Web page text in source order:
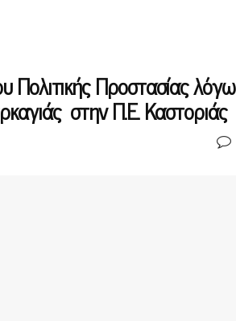
Πολιτικής Προστασίας λόγω
στην Π.Ε. Καστοριάς